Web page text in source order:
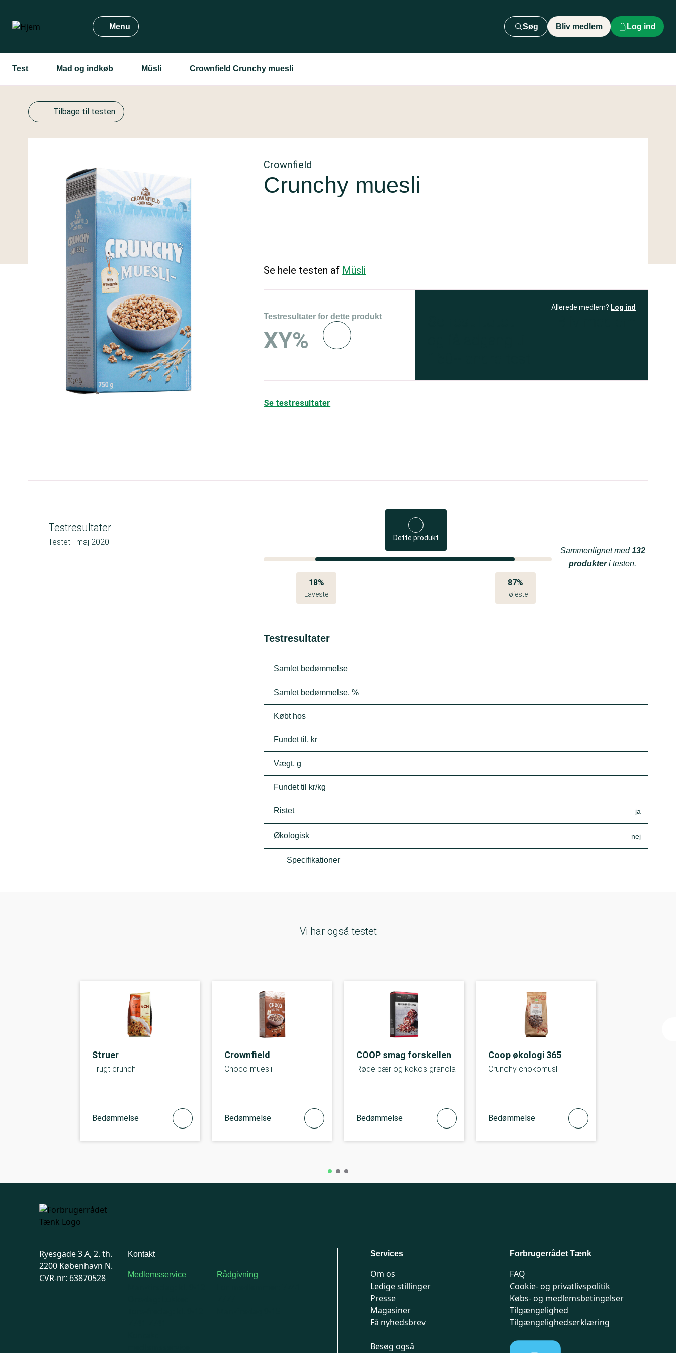
hovedindhold
Menu Søg Bliv medlem Log ind
Test Mad og indkøb Müsli Crownfield Crunchy muesli
Tilbage til testen
Crownfield
Crunchy muesli
Se hele testen af Müsli
Testresultater for dette produkt
XY%
Allerede medlem? Log ind
Se testresultater
Testresultater
Testet i maj 2020 Dette produkt
18%
Laveste
87%
Højeste
Sammenlignet med132
produkteri testen.
Testresultater
Samlet bedømmelse
Samlet bedømmelse, %
Købt hos
Fundet til, kr
Vægt, g
Fundet til kr/kg
Ristet ja
Økologisk nej
Specifikationer
Vi har også testet
Struer
Frugt crunch
Bedømmelse
Crownfield
Choco muesli
Bedømmelse
COOP smag forskellen
Røde bær og kokos granola
Bedømmelse
Coop økologi 365
Crunchy chokomüsli
Bedømmelse
Ryesgade 3 A, 2. th.
2200 København N.
CVR-nr: 63870528
Kontakt
Medlemsservice Rådgivning
Services
Om os
Ledige stillinger
Presse
Magasiner
Få nyhedsbrev
Besøg også
Forbrugerrådet Tænk
FAQ
Cookie- og privatlivspolitik
Købs- og medlemsbetingelser
Tilgængelighed
Tilgængelighedserklæring